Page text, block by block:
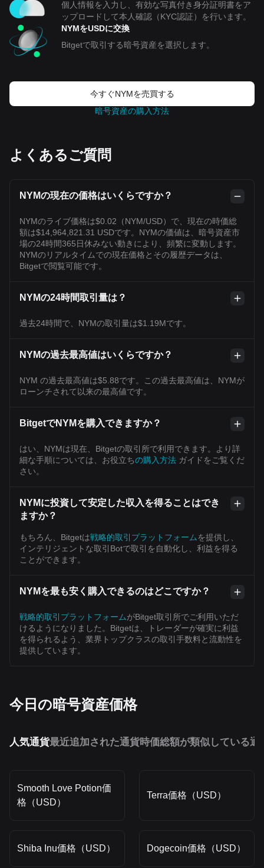
個人情報を入力し、有効な写真付き身分証明書をア
ップロードして本人確認（KYC認証）を行います。
NYMをUSDに交換
Bitgetで取引する暗号資産を選択します。
今すぐNYMを売買する
暗号資産の購入方法
よくあるご質問
NYMの現在の価格はいくらですか？
NYMのライブ価格は$0.02（NYM/USD）で、現在の時価総
額は$14,964,821.31 USDです。NYMの価値は、暗号資産市
場の24時間365日休みない動きにより、頻繁に変動します。
NYMのリアルタイムでの現在価格とその履歴データは、
Bitgetで閲覧可能です。
NYMの24時間取引量は？
過去24時間で、NYMの取引量は$1.19Mです。
NYMの過去最高値はいくらですか？
NYM の過去最高値は$5.88です。この過去最高値は、NYMが
ローンチされて以来の最高値です。
BitgetでNYMを購入できますか？
はい、NYMは現在、Bitgetの取引所で利用できます。より詳
細な手順については、お役立ちの購入方法 ガイドをご覧くだ
さい。
NYMに投資して安定した収入を得ることはでき
ますか？
もちろん、Bitgetは戦略的取引プラットフォーム を提供し、
インテリジェントな取引Botで取引を自動化し、利益を得る
ことができます。
NYMを最も安く購入できるのはどこですか？
戦略的取引プラットフォームがBitget取引所でご利用いただ
けるようになりました。Bitgetは、トレーダーが確実に利益
を得られるよう、業界トップクラスの取引手数料と流動性を
提供しています。
今日の暗号資産価格
人気通貨最近追加された通貨時価総額が類似している通
Smooth Love Potion価
格（USD）
Terra価格（USD）
Shiba Inu価格（USD） Dogecoin価格（USD）